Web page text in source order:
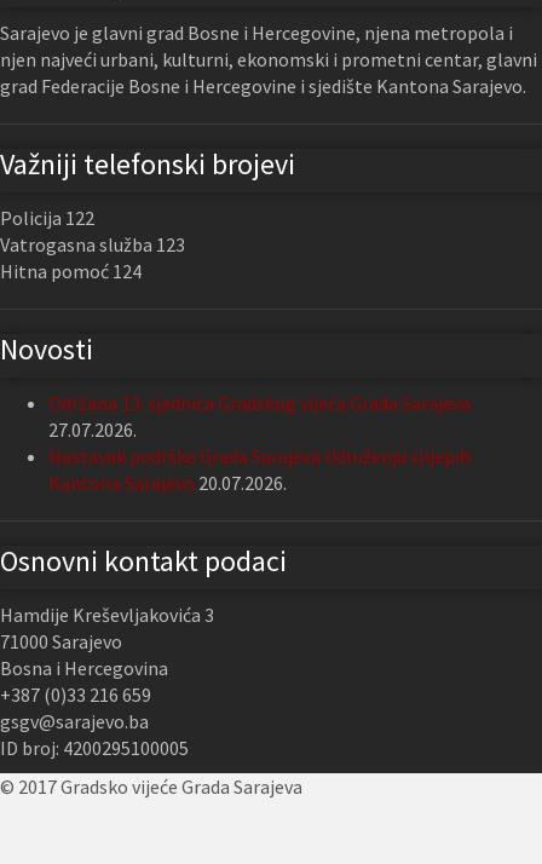
Sarajevo je glavni grad Bosne i Hercegovine, njena metropola i
njen najveći urbani, kulturni, ekonomski i prometni centar, glavni
grad Federacije Bosne i Hercegovine i sjedište Kantona Sarajevo.
Važniji telefonski brojevi
Policija 122
Vatrogasna služba 123
Hitna pomoć 124
Novosti
Održana 13. sjednica Gradskog vijeća Grada Sarajeva
27.07.2026.
Nastavak podrške Grada Sarajeva Udruženju slijepih
Kantona Sarajevo 20.07.2026.
Osnovni kontakt podaci
Hamdije Kreševljakovića 3
71000 Sarajevo
Bosna i Hercegovina
+387 (0)33 216 659
gsgv@sarajevo.ba
ID broj: 4200295100005
© 2017 Gradsko vijeće Grada Sarajeva